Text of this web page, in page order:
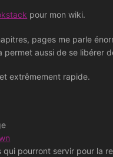
pour mon wiki.
pages me parle
permet aussi de se libérer
extrêmement rapide.
pourront servir pour la